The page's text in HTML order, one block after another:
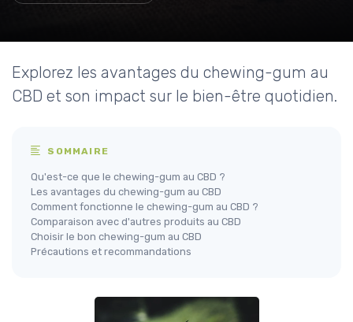
Explorez les avantages du chewing-gum au
CBD et son impact sur le bien-être quotidien.
SOMMAIRE
Qu'est-ce que le chewing-gum au CBD ?
Les avantages du chewing-gum au CBD
Comment fonctionne le chewing-gum au CBD ?
Comparaison avec d'autres produits au CBD
Choisir le bon chewing-gum au CBD
Précautions et recommandations